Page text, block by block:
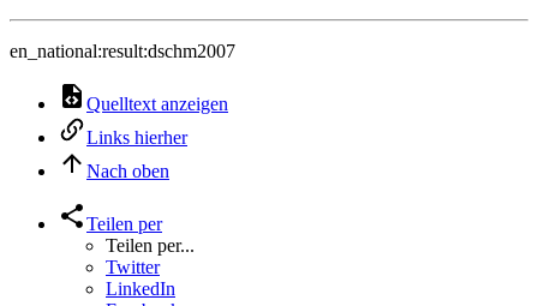
en_national:result:dschm2007
Quelltext anzeigen
Links hierher
Nach oben
Teilen per
Teilen per...
Twitter
LinkedIn